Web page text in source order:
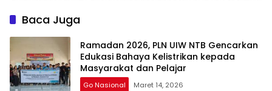
Baca Juga
Ramadan 2026, PLN UIW NTB Gencarkan
Edukasi Bahaya Kelistrikan kepada
Masyarakat dan Pelajar
Go Nasional Maret 14, 2026